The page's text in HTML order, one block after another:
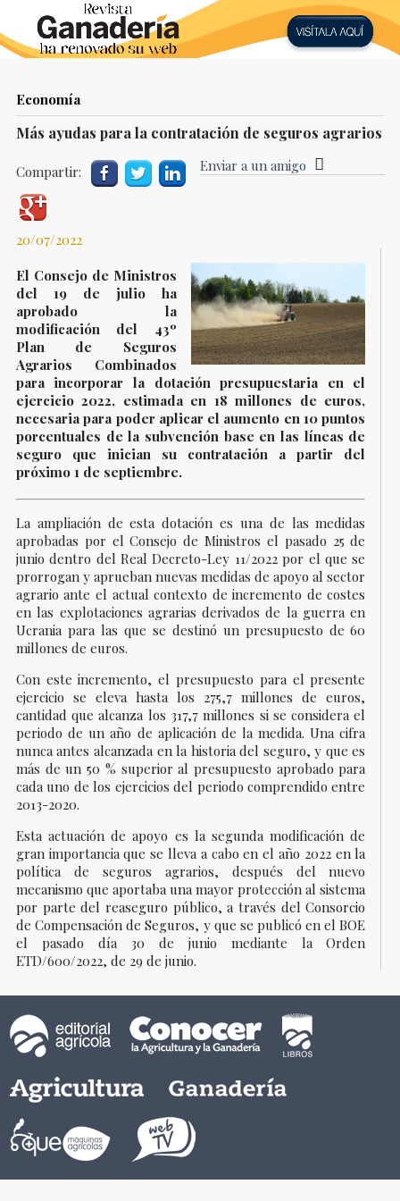
Economía
Más ayudas para la contratación de seguros agrarios
Compartir: Enviar a un amigo
20/07/2022
El Consejo de Ministros
del 19 de julio ha
aprobado la
modificación del 43º
Plan de Seguros
Agrarios Combinados
para incorporar la dotación presupuestaria en el
ejercicio 2022, estimada en 18 millones de euros,
necesaria para poder aplicar el aumento en 10 puntos
porcentuales de la subvención base en las líneas de
seguro que inician su contratación a partir del
próximo 1 de septiembre.
La ampliación de esta dotación es una de las medidas
aprobadas por el Consejo de Ministros el pasado 25 de
junio dentro del Real Decreto-Ley 11/2022 por el que se
prorrogan y aprueban nuevas medidas de apoyo al sector
agrario ante el actual contexto de incremento de costes
en las explotaciones agrarias derivados de la guerra en
Ucrania para las que se destinó un presupuesto de 60
millones de euros.
Con este incremento, el presupuesto para el presente
ejercicio se eleva hasta los 275,7 millones de euros,
cantidad que alcanza los 317,7 millones si se considera el
periodo de un año de aplicación de la medida. Una cifra
nunca antes alcanzada en la historia del seguro, y que es
más de un 50 % superior al presupuesto aprobado para
cada uno de los ejercicios del periodo comprendido entre
2013-2020.
Esta actuación de apoyo es la segunda modificación de
gran importancia que se lleva a cabo en el año 2022 en la
política de seguros agrarios, después del nuevo
mecanismo que aportaba una mayor protección al sistema
por parte del reaseguro público, a través del Consorcio
de Compensación de Seguros, y que se publicó en el BOE
el pasado día 30 de junio mediante la Orden
ETD/600/2022, de 29 de junio.